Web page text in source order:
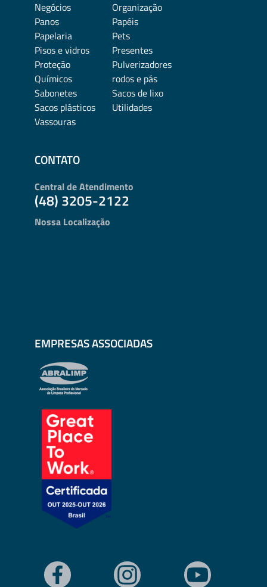
Negócios
Organização
Panos
Papéis
Papelaria
Pets
Pisos e vidros
Presentes
Proteção
Pulverizadores
Químicos
rodos e pás
Sabonetes
Sacos de lixo
Sacos plásticos
Utilidades
Vassouras
CONTATO
Central de Atendimento
(48) 3205-2122
Nossa Localização
EMPRESAS ASSOCIADAS